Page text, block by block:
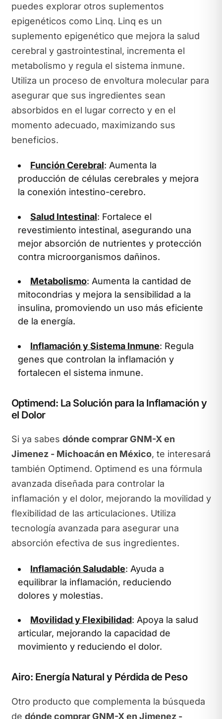
puedes explorar otros suplementos
epigenéticos como Linq. Linq es un
suplemento epigenético que mejora la salud
cerebral y gastrointestinal, incrementa el
metabolismo y regula el sistema inmune.
Utiliza un proceso de envoltura molecular para
asegurar que sus ingredientes sean
absorbidos en el lugar correcto y en el
momento adecuado, maximizando sus
beneficios.
Función Cerebral: Aumenta la
producción de células cerebrales y mejora
la conexión intestino-cerebro.
Salud Intestinal: Fortalece el
revestimiento intestinal, asegurando una
mejor absorción de nutrientes y protección
contra microorganismos dañinos.
Metabolismo: Aumenta la cantidad de
mitocondrias y mejora la sensibilidad a la
insulina, promoviendo un uso más eficiente
de la energía.
Inflamación y Sistema Inmune: Regula
genes que controlan la inflamación y
fortalecen el sistema inmune.
Optimend: La Solución para la Inflamación y
el Dolor
Si ya sabes dónde comprar GNM-X en
Jimenez - Michoacán en México, te interesará
también Optimend. Optimend es una fórmula
avanzada diseñada para controlar la
inflamación y el dolor, mejorando la movilidad y
flexibilidad de las articulaciones. Utiliza
tecnología avanzada para asegurar una
absorción efectiva de sus ingredientes.
Inflamación Saludable: Ayuda a
equilibrar la inflamación, reduciendo
dolores y molestias.
Movilidad y Flexibilidad: Apoya la salud
articular, mejorando la capacidad de
movimiento y reduciendo el dolor.
Airo: Energía Natural y Pérdida de Peso
Otro producto que complementa la búsqueda
de dónde comprar GNM-X en Jimenez -